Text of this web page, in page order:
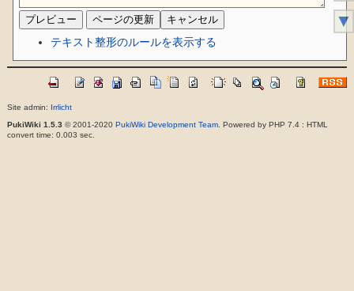
テキスト整形のルールを表示する
Site admin: Irrlicht
PukiWiki 1.5.3 © 2001-2020 PukiWiki Development Team. Powered by PHP 7.4 : HTML
convert time: 0.003 sec.
▼